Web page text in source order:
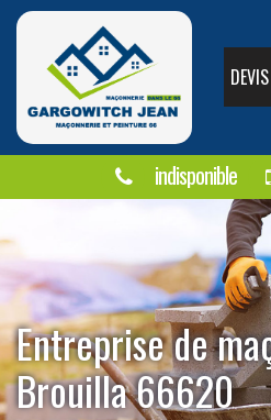
indisponible
Entreprise de
Brouilla 66620